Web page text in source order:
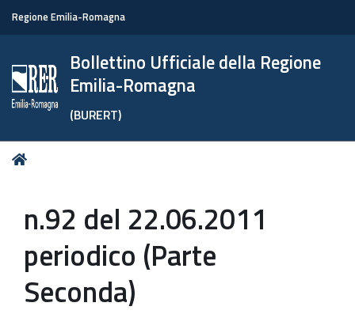
Regione Emilia-Romagna
Bollettino Ufficiale della Regione
Emilia-Romagna
(BURERT)
Tu
n.92 del 22.06.2011
periodico (Parte
Seconda)